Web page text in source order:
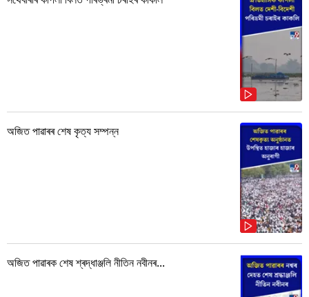
অজিত পাৱাৰৰ শেষ কৃত্য সম্পন্ন
অজিত পাৱাৰক শেষ শ্ৰদ্ধাঞ্জলি নীতিন নবীনৰ...